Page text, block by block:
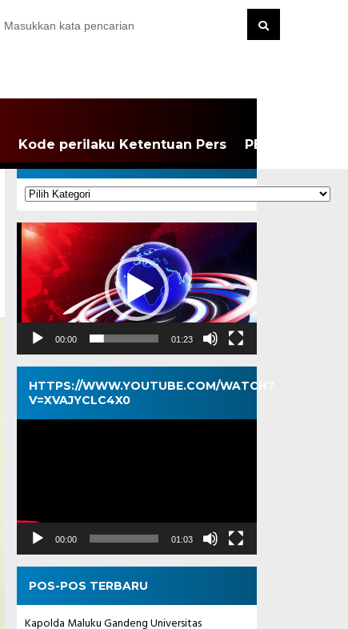
Kode perilaku Ketentuan Pers PEDOMAN
KATEGORI
Kategori
Pemutar
Video
00:00 01:23
HTTPS://WWW.YOUTUBE.COM/WATCH?
V=XVAJYCLC4X0
Pemutar
00:00 01:03
POS-POS TERBARU
Kapolda Maluku Gandeng Universitas